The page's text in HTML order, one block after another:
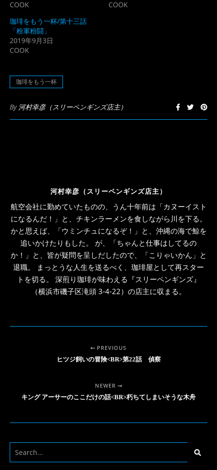
ィ
ド
ウ
で
開
き
ま
さ
い
し
い
ウ
で
開
す)
COOK
COOK
珈琲をもう一杯/第十三話
「粉軍粉闘」
2019年9月3日
COOK
珈琲をもう一杯
By 河村幸彦（スリーペンギンズ店主）
河村幸彦（スリーペンギンズ店主）
航空会社に勤めていたものの、うん十年前は「カヌーイスト
になるんだ！」と、チキンラーメンを食しながら川を下る。
かと思えば、「ウミンチュになるぞ！」と、沖縄の海で鯨を
追いかけたりもした。 が、「ちゃんと仕事はしてるの
か！」と、皆が疑問を呈しだしたので、「こりゃいかん」と
退職。 まっとうな人生を送るべく、珈琲屋として再スター
トを切る。 深煎り珈琲が味わえる『スリーペンギンズ』
（横浜市磯子区滝頭 3-4-22）の店主に収まる。
PREVIOUS
ヒツジ飼いの冒険<BR>第22話 偵察
NEWER
キング アーサーのここだけの話<BR>朽ちてしまいそうな木舟